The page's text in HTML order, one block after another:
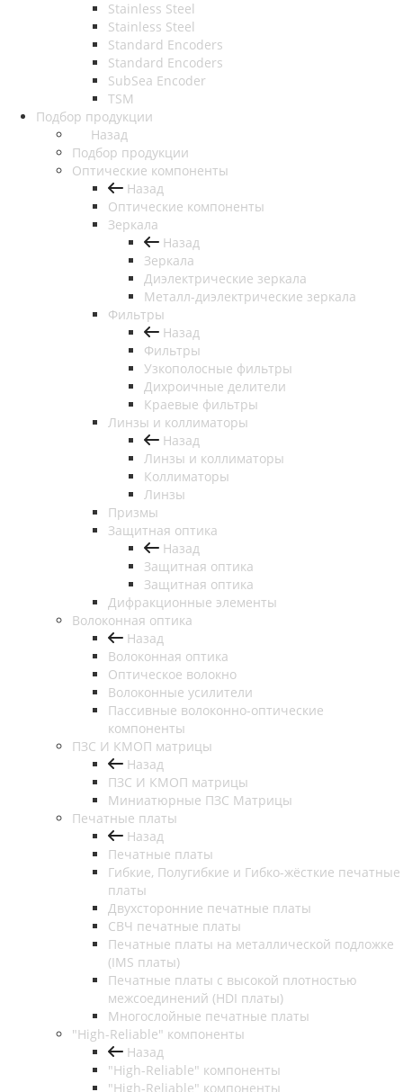
Stainless Steel
Stainless Steel
Standard Encoders
Standard Encoders
SubSea Encoder
TSM
Подбор продукции
Назад
Подбор продукции
Оптические компоненты
Назад
Оптические компоненты
Зеркала
Назад
Зеркала
Диэлектрические зеркала
Металл-диэлектрические зеркала
Фильтры
Назад
Фильтры
Узкополосные фильтры
Дихроичные делители
Краевые фильтры
Линзы и коллиматоры
Назад
Линзы и коллиматоры
Коллиматоры
Линзы
Призмы
Защитная оптика
Назад
Защитная оптика
Защитная оптика
Дифракционные элементы
Волоконная оптика
Назад
Волоконная оптика
Оптическое волокно
Волоконные усилители
Пассивные волоконно-оптические
компоненты
ПЗС И КМОП матрицы
Назад
ПЗС И КМОП матрицы
Миниатюрные ПЗС Матрицы
Печатные платы
Назад
Печатные платы
Гибкие, Полугибкие и Гибко-жёсткие печатные
платы
Двухсторонние печатные платы
СВЧ печатные платы
Печатные платы на металлической подложке
(IMS платы)
Печатные платы с высокой плотностью
межсоединений (HDI платы)
Многослойные печатные платы
"High-Reliable" компоненты
Назад
"High-Reliable" компоненты
"High-Reliable" компоненты